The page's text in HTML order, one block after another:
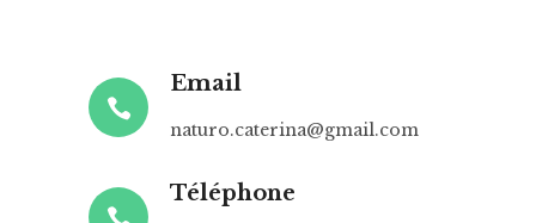
Email
naturo.caterina@gmail.com
Téléphone